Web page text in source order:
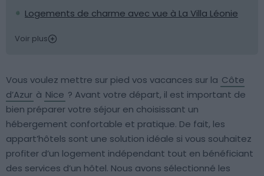
Logements de charme avec vue à La Villa Léonie
Voir plus
Vous voulez mettre sur pied vos vacances sur la Côte
d’Azur à Nice ? Avant votre départ, il est important de
bien préparer votre séjour en choisissant un
hébergement confortable et pratique. De fait, les
appart’hôtels sont une solution idéale si vous souhaitez
profiter d’un logement indépendant tout en bénéficiant
des services d’un hôtel. Nous avons sélectionné les